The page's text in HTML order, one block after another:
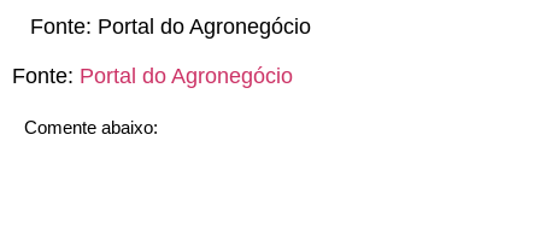
Fonte: Portal do Agronegócio
Fonte: Portal do Agronegócio
Comente abaixo: